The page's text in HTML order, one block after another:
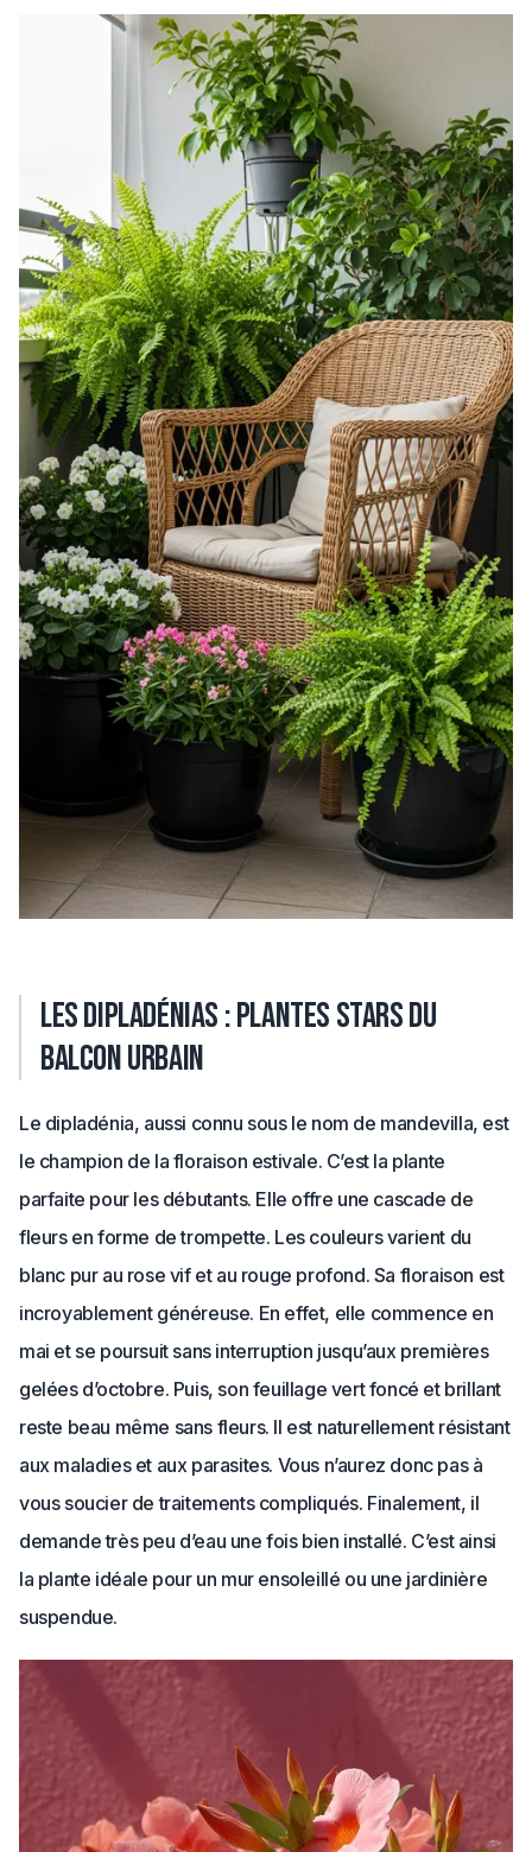
Les dipladénias : plantes stars du
balcon urbain
Le dipladénia, aussi connu sous le nom de mandevilla, est
le champion de la floraison estivale. C’est la plante
parfaite pour les débutants. Elle offre une cascade de
fleurs en forme de trompette. Les couleurs varient du
blanc pur au rose vif et au rouge profond. Sa floraison est
incroyablement généreuse. En effet, elle commence en
mai et se poursuit sans interruption jusqu’aux premières
gelées d’octobre. Puis, son feuillage vert foncé et brillant
reste beau même sans fleurs. Il est naturellement résistant
aux maladies et aux parasites. Vous n’aurez donc pas à
vous soucier de traitements compliqués. Finalement, il
demande très peu d’eau une fois bien installé. C’est ainsi
la plante idéale pour un mur ensoleillé ou une jardinière
suspendue.